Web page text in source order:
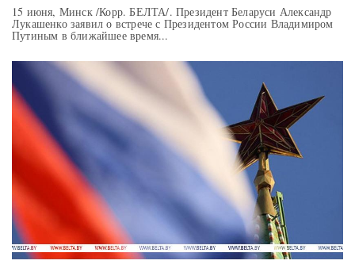
15 июня, Минск /Корр. БЕЛТА/. Президент Беларуси Александр
Лукашенко заявил о встрече с Президентом России Владимиром
Путиным в ближайшее время...